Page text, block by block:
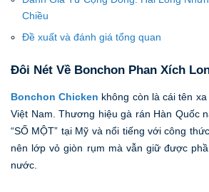
Chiều
Đề xuất và đánh giá tổng quan
Đôi Nét Về Bonchon Phan Xích
Bonchon Chicken không còn là cái tên
Việt Nam. Thương hiệu gà rán Hàn Quốc
“SỐ MỘT” tại Mỹ và nổi tiếng với công
nên lớp vỏ giòn rụm mà vẫn giữ được
nước.